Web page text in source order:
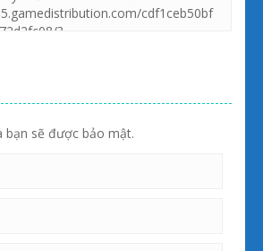
bạn sẽ được bảo mật.